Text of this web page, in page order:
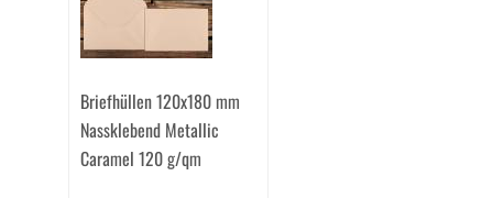
Briefhüllen 120x180 mm
Nassklebend Metallic
Caramel 120 g/qm